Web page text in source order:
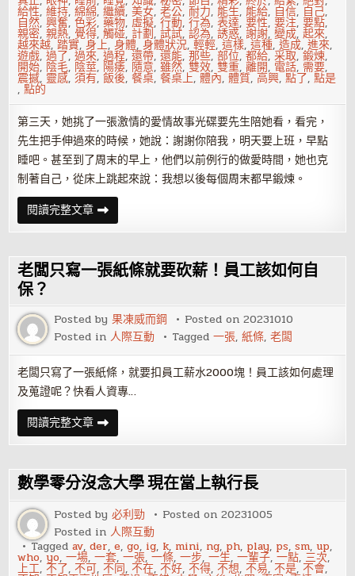
給性,維持,綿綿,繼續,美女,老公,耐力, 能生, 能給, 自信, 自己,
自然,興奮,色彩,藥物,虛擬,行動,行為,表達,要性,要注,要點,
親密,親熱, 覺得,觸碰, 計劃,試試,認為,誘惑,謝謝,變成,起來,
越來越,踏實,身上,身體,身體狀況,輕輕,這樣,這種,造成,進來,
遊戲,過了,過來,過程,還帶,還能,那些,部位,都給,采取,鍛煉,
開始, 陰毛, 陰莖, 陽痿, 隨意,雖然,雙效,雙重,離開, 電話, 需要,
震撼, 靈感,須有,飯後,餐桌,餐桌上,體內,體質,高興,點了,點是
,點的
第三天，她挑了一張激情的愛情故事光碟要先生陪她看，看完，
先生把手伸過來的時候，她說：謝謝你陪我，明天要上班，早點
睡吧。甚至到了周末的早上，他們以前例行的做愛時間，她也克
制著自己，從床上跳起來說：我想以後每個周末都早鍛煉。
閱讀完整文章房
事
新
性
愛
放
創
激
情
老闆只寫一張紙條就要砍薪！員工該如何自
保？
Posted by果凍威而鋼 Posted on20231010
Posted in人際互動 Tagged一張,紙條,老闆
老闆只寫了一張紙條，就要扣員工薪水2000塊！員工該如何處理
及蒐證呢？快看人資專…
閱讀完整文章老
闆
只
一
張
紙
條
就
要
砍
薪！
員
工
數學零分沒念大學 現在當上執行長
Posted by必利勁 Posted on20231005
Posted in人際互動
Taggedav,der,e,go, ig, k, mini, ng, ph, play, ps,sm,up,
who,yo,一場,一套,一張,一條,一步,一生,一輩子,一點, 三次,
上工,不了,不可,不同,不在,不好,不得,不想,不易,不是,不會,